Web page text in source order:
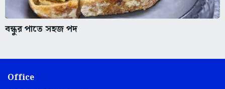
বন্ধুর পাতে সহজ পদ
Office